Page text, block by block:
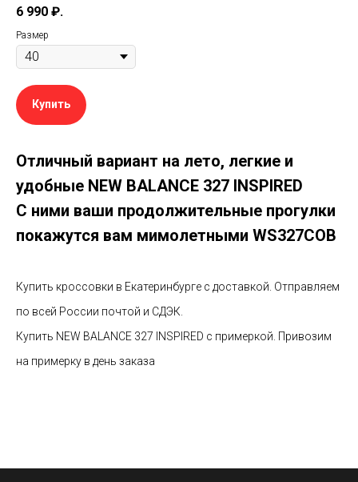
6 990 ₽.
Размер
Купить
Отличный вариант на лето, легкие и
удобные NEW BALANCE 327 INSPIRED
С ними ваши продолжительные прогулки
покажутся вам мимолетными WS327COB
Купить кроссовки в Екатеринбурге с доставкой. Отправляем
по всей России почтой и СДЭК.
Купить NEW BALANCE 327 INSPIRED с примеркой. Привозим
на примерку в день заказа